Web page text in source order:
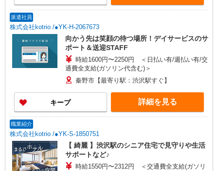
派遣社員
株式会社kotrio /●YK-H-2067673
向かう先は笑顔の待つ場所！デイサービスのサ
ポート＆送迎STAFF
時給1600円〜2250円 ＜日払い有/週払い有/交
通費全支給(ガソリン代含む)＞
秦野市【最寄り駅：渋沢駅すぐ】
キープ 詳細を見る
職業紹介
株式会社kotrio /●YK-S-1850751
【 綺麗 】渋沢駅のシニア住宅で見守りや生活
サポートなど♪
時給1550円〜2312円 ＜交通費全支給(ガソリ